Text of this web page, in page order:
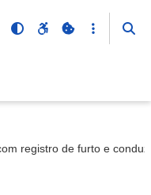
registro de furto e